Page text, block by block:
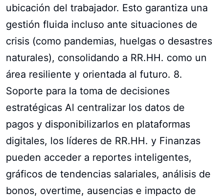
ubicación del trabajador. Esto garantiza una
gestión fluida incluso ante situaciones de
crisis (como pandemias, huelgas o desastres
naturales), consolidando a RR.HH. como un
área resiliente y orientada al futuro. 8.
Soporte para la toma de decisiones
estratégicas Al centralizar los datos de
pagos y disponibilizarlos en plataformas
digitales, los líderes de RR.HH. y Finanzas
pueden acceder a reportes inteligentes,
gráficos de tendencias salariales, análisis de
bonos, overtime, ausencias e impacto de